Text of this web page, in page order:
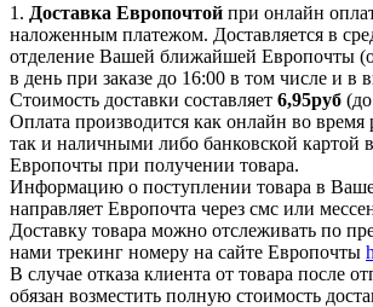
1. Доставка Европочтой при онлайн
наложенным платежом. Доставляется в
отделение Вашей ближайшей Европочты
в день при заказе до 16:00 в том числе и в
Стоимость доставки составляет 6,95руб
Оплата производится как онлайн во время
так и наличными либо банковской картой
Европочты при получении товара.
Информацию о поступлении товара в
направляет Европочта через смс или
Доставку товара можно отслеживать по
нами трекинг номеру на сайте Европочты
В случае отказа клиента от товара после
обязан возместить полную стоимость